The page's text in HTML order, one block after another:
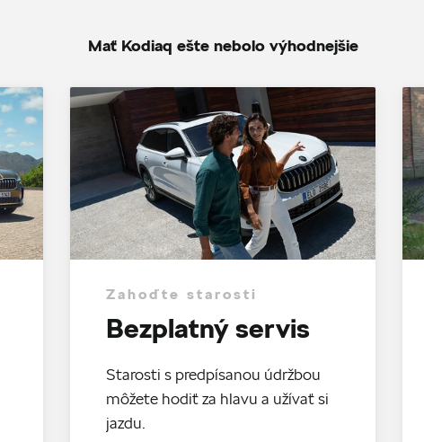
Mať Kodiaq ešte nebolo výhodnejšie
Zahoďte starosti
Bezplatný servis
Starosti s predpísanou údržbou
môžete hodiť za hlavu a užívať si
jazdu.